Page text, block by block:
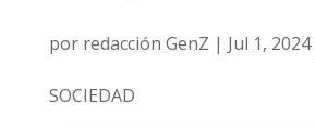
por redacción GenZ | Jul 1, 2024
SOCIEDAD